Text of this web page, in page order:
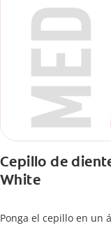
Cepillo de
White
Ponga el cepillo en un